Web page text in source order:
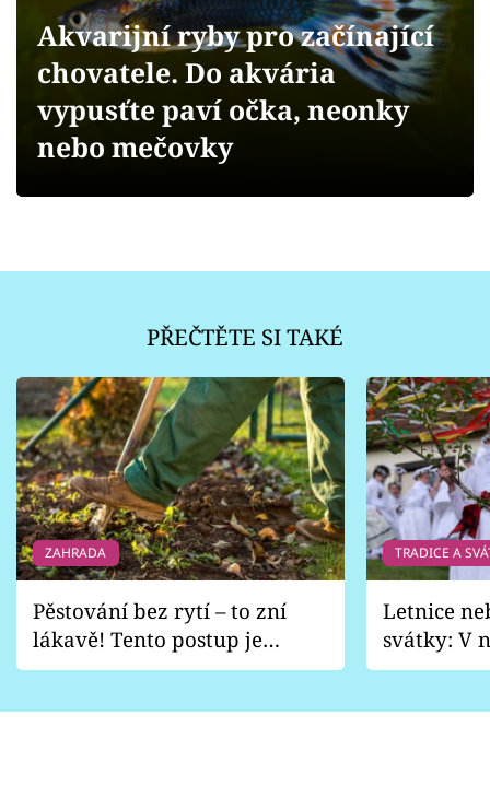
Přihlášení
Sledujte nás
Akvarijní ryby pro začínající
chovatele. Do akvária
vypusťte paví očka, neonky
nebo mečovky
PŘEČTĚTE SI TAKÉ
ZAHRADA
Pěstování bez rytí – to zní
lákavě! Tento postup je
vhodný jen pro některé
TRADICE A
Letnice
svátky: V
pondělí